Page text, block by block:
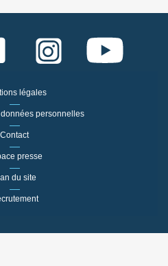
légales
personnelles
Contact
presse
du site